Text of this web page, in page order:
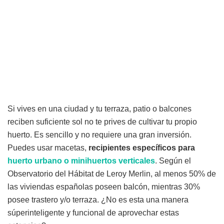
Si vives en una ciudad y tu terraza, patio o balcones
reciben suficiente sol no te prives de cultivar tu propio
huerto. Es sencillo y no requiere una gran inversión.
Puedes usar macetas, recipientes específicos para
huerto urbano o minihuertos verticales. Según el
Observatorio del Hábitat de Leroy Merlin, al menos 50% de
las viviendas españolas poseen balcón, mientras 30%
posee trastero y/o terraza. ¿No es esta una manera
súperinteligente y funcional de aprovechar estas